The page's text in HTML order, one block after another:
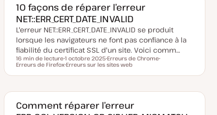
m
i
s
e
à
o
u
r
10 façons de réparer l’erreur
NET::ERR_CERT_DATE_INVALID
L'erreur NET::ERR_CERT_DATE_INVALID se produit
lorsque les navigateurs ne font pas confiance à la
fiabilité du certificat SSL d'un site. Voici comm…
Temps de lecture
16 min de lecture
D
t
d
m
1 octobre 2025
S
j
t
Erreurs de Chrome
j
t
Erreurs de Firefox
u
e
Erreurs sur les sites web
Comment réparer l’erreur